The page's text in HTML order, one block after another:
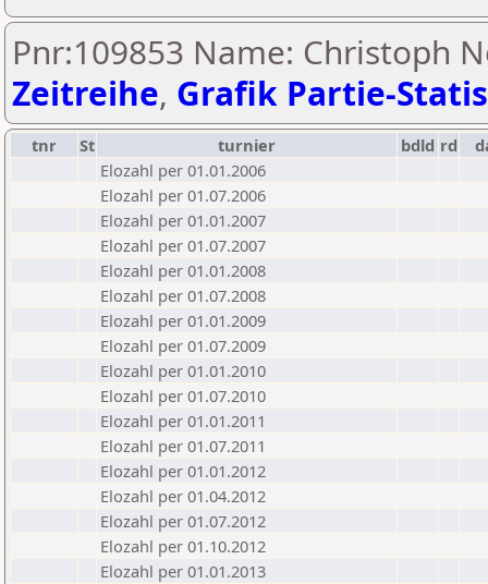
Pnr:109853 Name: Christoph
Zeitreihe, Grafik Partie-
tnr St turnier bdld rd
Elozahl per 01.01.2006
Elozahl per 01.07.2006
Elozahl per 01.01.2007
Elozahl per 01.07.2007
Elozahl per 01.01.2008
Elozahl per 01.07.2008
Elozahl per 01.01.2009
Elozahl per 01.07.2009
Elozahl per 01.01.2010
Elozahl per 01.07.2010
Elozahl per 01.01.2011
Elozahl per 01.07.2011
Elozahl per 01.01.2012
Elozahl per 01.04.2012
Elozahl per 01.07.2012
Elozahl per 01.10.2012
Elozahl per 01.01.2013